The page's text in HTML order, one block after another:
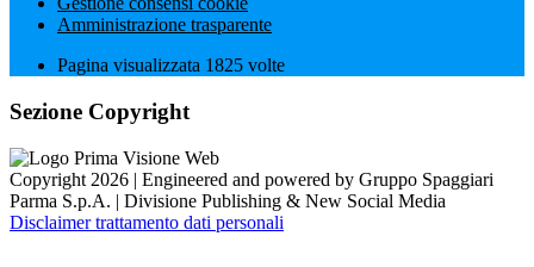
Amministrazione trasparente
Pagina visualizzata 1825 volte
Sezione Copyright
Copyright 2026 | Engineered and powered by Gruppo Spaggiari
Parma S.p.A. | Divisione Publishing & New Social Media
Disclaimer trattamento dati personali